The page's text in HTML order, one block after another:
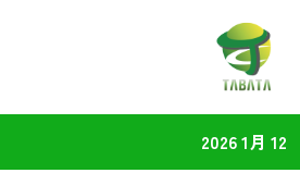
2026 1月 12